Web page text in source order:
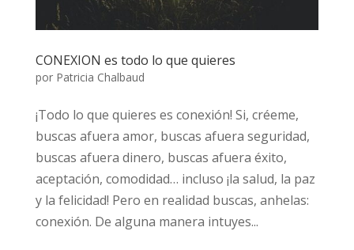
CONEXION es todo lo que quieres
por Patricia Chalbaud
¡Todo lo que quieres es conexión! Si, créeme,
buscas afuera amor, buscas afuera seguridad,
buscas afuera dinero, buscas afuera éxito,
aceptación, comodidad… incluso ¡la salud, la paz
y la felicidad! Pero en realidad buscas, anhelas:
conexión. De alguna manera intuyes...